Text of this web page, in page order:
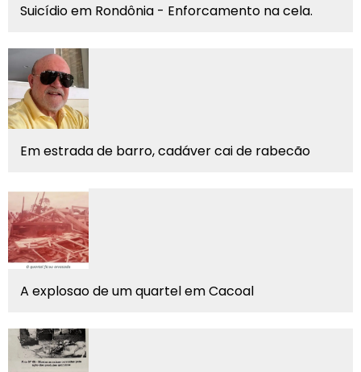
Suicídio em Rondônia - Enforcamento na cela.
Em estrada de barro, cadáver cai de rabecão
A explosao de um quartel em Cacoal